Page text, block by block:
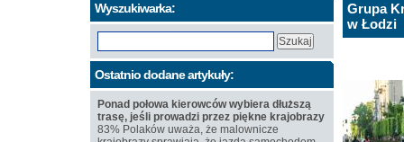
Grupa
w Łodzi
Wyszukiwarka:
Ostatnio dodane artykuły:
Ponad połowa kierowców wybiera dłuższą
trasę, jeśli prowadzi przez piękne krajobrazy
83% Polaków uważa, że malownicze